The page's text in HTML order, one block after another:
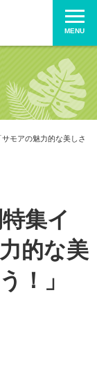
MENU
モアの魅力的な美しさ
集イ
的な美
！」